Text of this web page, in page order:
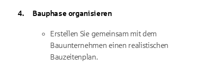
Bauphase organisieren
Erstellen Sie gemeinsam mit dem
Bauunternehmen einen realistischen
Bauzeitenplan.